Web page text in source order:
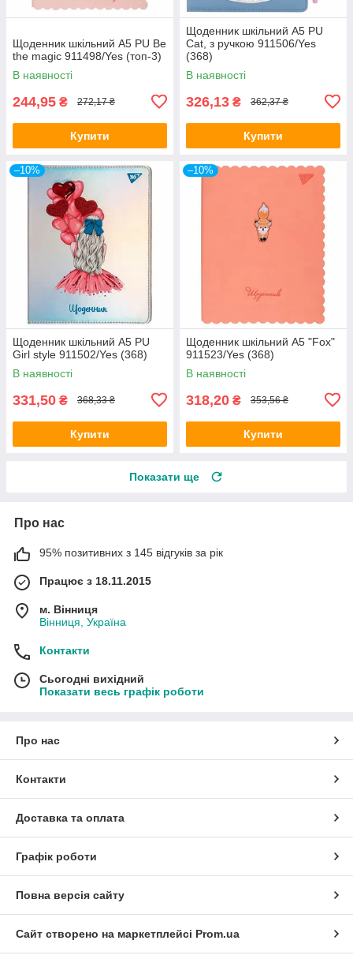
Щоденник шкільний A5 PU Be
the magic 911498/Yes (топ-3)
В наявності
244,95 ₴ 272,17 ₴
Купити
Щоденник шкільний A5 PU
Cat, з ручкою 911506/Yes
(368)
В наявності
326,13 ₴ 362,37 ₴
Купити
–10%
Щоденник шкільний A5 PU
Girl style 911502/Yes (368)
В наявності
331,50 ₴ 368,33 ₴
Купити
–10%
Щоденник шкільний A5 "Fox"
911523/Yes (368)
В наявності
318,20 ₴ 353,56 ₴
Купити
Показати ще
Про нас
95% позитивних з 145 відгуків за рік
Працює з 18.11.2015
м. Вінниця
Вінниця, Україна
Контакти
Сьогодні вихідний
Показати весь графік роботи
Про нас
Контакти
Доставка та оплата
Графік роботи
Повна версія сайту
Сайт створено на маркетплейсі Prom.ua